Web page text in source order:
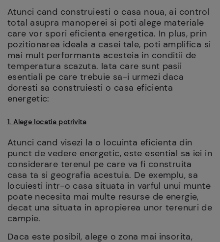
Atunci cand construiesti o casa noua, ai control
total asupra manoperei si poti alege materiale
care vor spori eficienta energetica. In plus, prin
pozitionarea ideala a casei tale, poti amplifica si
mai mult performanta acesteia in conditii de
temperatura scazuta. Iata care sunt pasii
esentiali pe care trebuie sa-i urmezi daca
doresti sa construiesti o casa eficienta
energetic:
1. Alege locatia potrivita
Atunci cand visezi la o locuinta eficienta din
punct de vedere energetic, este esential sa iei in
considerare terenul pe care va fi construita
casa ta si geografia acestuia. De exemplu, sa
locuiesti intr-o casa situata in varful unui munte
poate necesita mai multe resurse de energie,
decat una situata in apropierea unor terenuri de
campie.
Daca este posibil, alege o zona mai insorita,